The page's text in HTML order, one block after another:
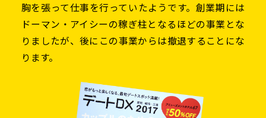
胸を張って仕事を行っていたようです。創業期には
ドーマン・アイシーの稼ぎ柱となるほどの事業とな
りましたが、後にこの事業からは撤退することにな
ります。